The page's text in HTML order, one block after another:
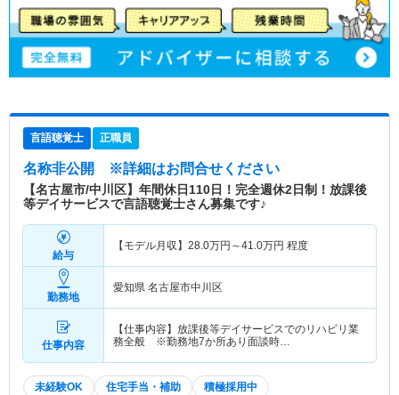
言語聴覚士 正職員
名称非公開 ※詳細はお問合せください
【名古屋市/中川区】年間休日110日！完全週休2日制！放課後
等デイサービスで言語聴覚士さん募集です♪
給与
【モデル月収】 28.0万円～41.0万円 程度
勤務地
愛知県 名古屋市中川区
仕事内容
【仕事内容】放課後等デイサービスでのリハビリ業
務全般 ※勤務地7か所あり面談時…
未経験OK 住宅手当・補助 積極採用中